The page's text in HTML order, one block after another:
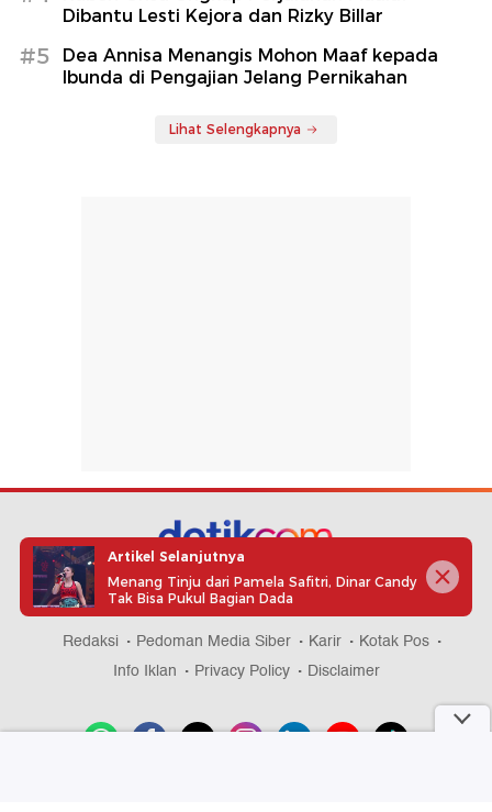
Dibantu Lesti Kejora dan Rizky Billar
#5
Dea Annisa Menangis Mohon Maaf kepada
Ibunda di Pengajian Jelang Pernikahan
Lihat Selengkapnya
part of
Redaksi Pedoman Media Siber Karir
Kotak Pos
Info Iklan
Privacy Policy Disclaimer
Artikel Selanjutnya
Menang Tinju dari Pamela Safitri, Dinar Candy
Tak Bisa Pukul Bagian Dada